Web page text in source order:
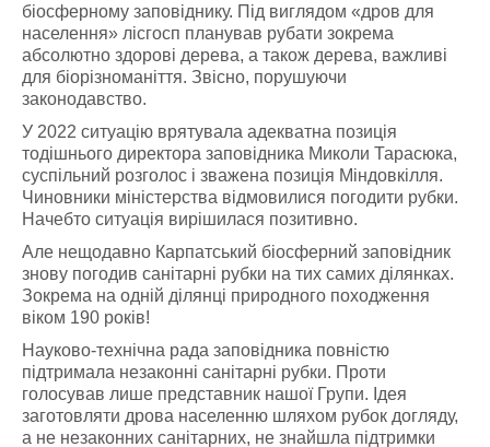
біосферному заповіднику. Під виглядом «дров для
населення» лісгосп планував рубати зокрема
абсолютно здорові дерева, а також дерева, важливі
для біорізноманіття. Звісно, порушуючи
законодавство.
У 2022 ситуацію врятувала адекватна позиція
тодішнього директора заповідника Миколи Тарасюка,
суспільний розголос і зважена позиція Міндовкілля.
Чиновники міністерства відмовилися погодити рубки.
Начебто ситуація вирішилася позитивно.
Але нещодавно Карпатський біосферний заповідник
знову погодив санітарні рубки на тих самих ділянках.
Зокрема на одній ділянці природного походження
віком 190 років!
Науково-технічна рада заповідника повністю
підтримала незаконні санітарні рубки. Проти
голосував лише представник нашої Групи. Ідея
заготовляти дрова населенню шляхом рубок догляду,
а не незаконних санітарних, не знайшла підтримки